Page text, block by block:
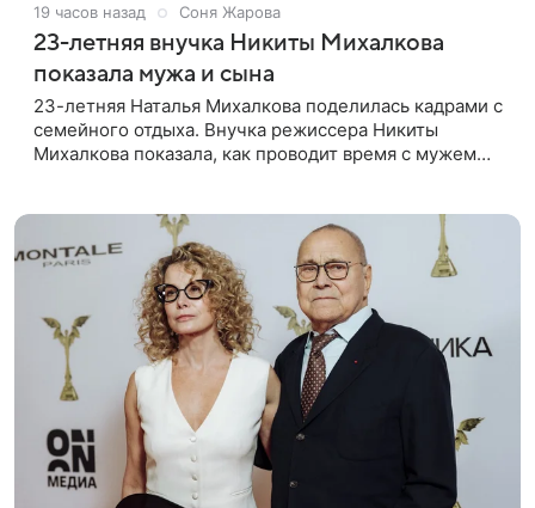
19 часов назад Соня Жарова
23-летняя внучка Никиты Михалкова
показала мужа и сына
23-летняя Наталья Михалкова поделилась кадрами с
семейного отдыха. Внучка режиссера Никиты
Михалкова показала, как проводит время с мужем